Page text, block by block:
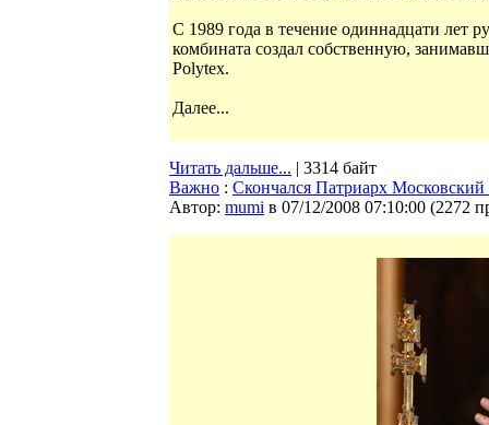
С 1989 года в течение одиннадцати лет
комбината создал собственную,
Polytex.
Далее...
Читать дальше... | 3314 байт
Важно : Скончался Патриарх
Автор: mumi в 07/12/2008 07:10:00 (2272